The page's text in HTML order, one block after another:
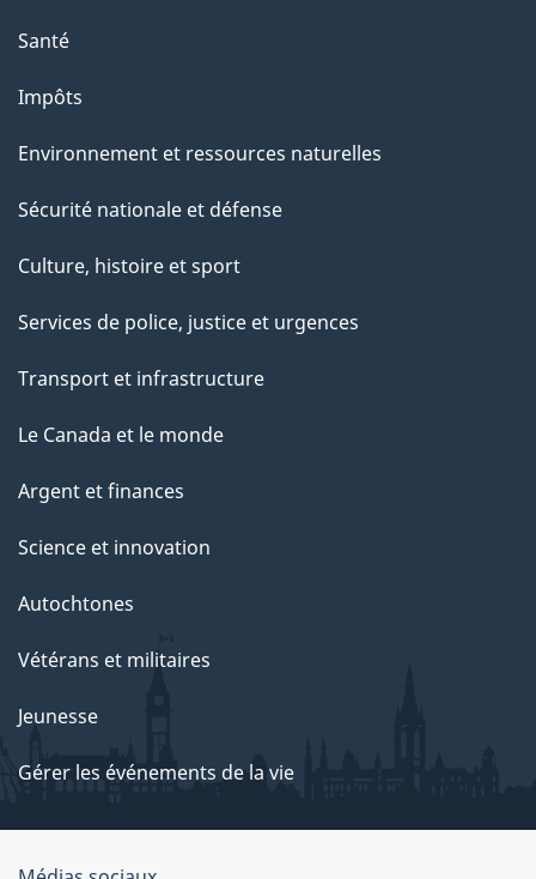
Santé
Impôts
Environnement et ressources naturelles
Sécurité nationale et défense
Culture, histoire et sport
Services de police, justice et urgences
Transport et infrastructure
Le Canada et le monde
Argent et finances
Science et innovation
Autochtones
Vétérans et militaires
Jeunesse
Gérer les événements de la vie